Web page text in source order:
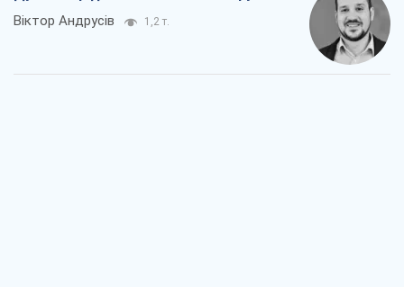
Віктор Андрусів 1,2 т.